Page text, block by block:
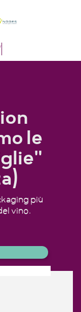
le
più
vino.